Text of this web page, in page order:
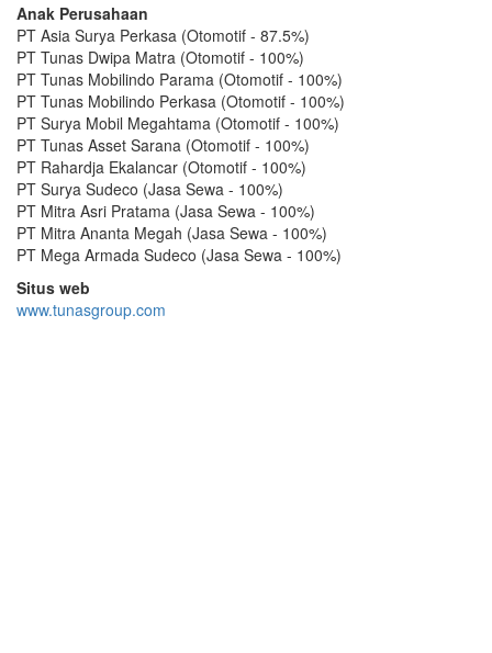
Anak Perusahaan
PT Asia Surya Perkasa (Otomotif - 87.5%)
PT Tunas Dwipa Matra (Otomotif - 100%)
PT Tunas Mobilindo Parama (Otomotif - 100%)
PT Tunas Mobilindo Perkasa (Otomotif - 100%)
PT Surya Mobil Megahtama (Otomotif - 100%)
PT Tunas Asset Sarana (Otomotif - 100%)
PT Rahardja Ekalancar (Otomotif - 100%)
PT Surya Sudeco (Jasa Sewa - 100%)
PT Mitra Asri Pratama (Jasa Sewa - 100%)
PT Mitra Ananta Megah (Jasa Sewa - 100%)
PT Mega Armada Sudeco (Jasa Sewa - 100%)
Situs web
www.tunasgroup.com